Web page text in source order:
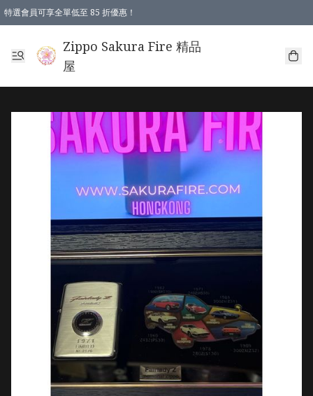
特選會員可享全單低至 85 折優惠！
Zippo Sakura Fire 精品
屋